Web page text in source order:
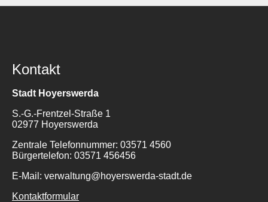
Kontakt
Stadt Hoyerswerda
S.-G.-Frentzel-Straße 1
02977 Hoyerswerda
Zentrale Telefonnummer: 03571 4560
Bürgertelefon: 03571 456456
E-Mail: verwaltung@hoyerswerda-stadt.de
Kontaktformular